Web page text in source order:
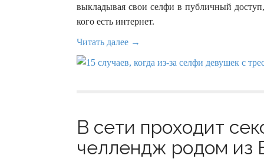
выкладывая свои селфи в публичный
кого есть интернет.
Читать далее →
В сети проходит
челлендж родом из